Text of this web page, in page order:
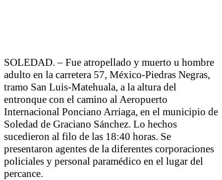
SOLEDAD. – Fue atropellado y muerto u hombre
adulto en la carretera 57, México-Piedras Negras,
tramo San Luis-Matehuala, a la altura del
entronque con el camino al Aeropuerto
Internacional Ponciano Arriaga, en el municipio de
Soledad de Graciano Sánchez. Lo hechos
sucedieron al filo de las 18:40 horas. Se
presentaron agentes de la diferentes corporaciones
policiales y personal paramédico en el lugar del
percance.